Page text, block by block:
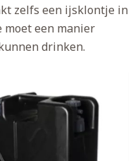
zelfs een ijsklontje in
moet een manier
drinken.